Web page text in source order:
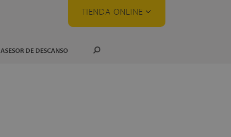
TIENDA ONLINE
ASESOR DE DESCANSO